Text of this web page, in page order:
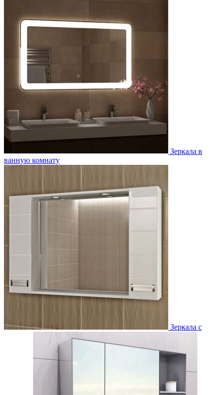
Зеркала в
ванную комнату
Зеркала с